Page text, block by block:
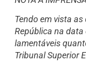
Tendo em vista
República na data
lamentáveis
Tribunal Superior